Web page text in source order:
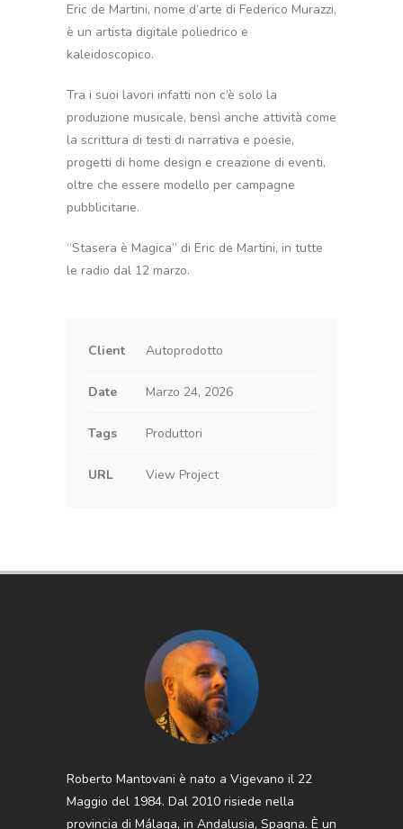
Eric de Martini, nome d’arte di Federico Murazzi,
è un artista digitale poliedrico e
kaleidoscopico.
Tra i suoi lavori infatti non c’è solo la
produzione musicale, bensì anche attività come
la scrittura di testi di narrativa e poesie,
progetti di home design e creazione di eventi,
oltre che essere modello per campagne
pubblicitarie.
“Stasera è Magica” di Eric de Martini, in tutte
le radio dal 12 marzo.
Client Autoprodotto
Date Marzo 24, 2026
Tags Produttori
URL View Project
Roberto Mantovani è nato a Vigevano il 22
Maggio del 1984. Dal 2010 risiede nella
provincia di Málaga, in Andalusia, Spagna. È un